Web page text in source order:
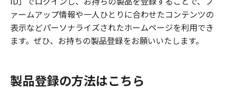
ァームアップ情報や一人ひとりに合わせたコンテンツの
表示などパーソナライズされたホームページを利用でき
ます。ぜひ、お持ちの製品登録をお願いいたします。
製品登録の方法はこちら